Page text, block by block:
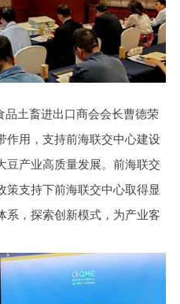
土畜进出口商会会长曹德荣
作用，支持前海联交中心建设
豆产业高质量发展。前海联交
策支持下前海联交中心取得显
系，探索创新模式，为产业客